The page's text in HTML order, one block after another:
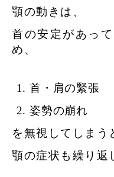
顎の動きは、
首の安定があっ
め、
首・肩の緊張
姿勢の崩れ
を無視してしまう
顎の症状も繰り返